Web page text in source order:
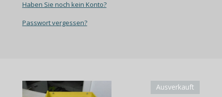
Haben Sie noch kein Konto?
Passwort vergessen?
Ausverkauft